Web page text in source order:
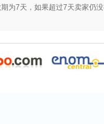
为7天，如果超过7天卖家仍